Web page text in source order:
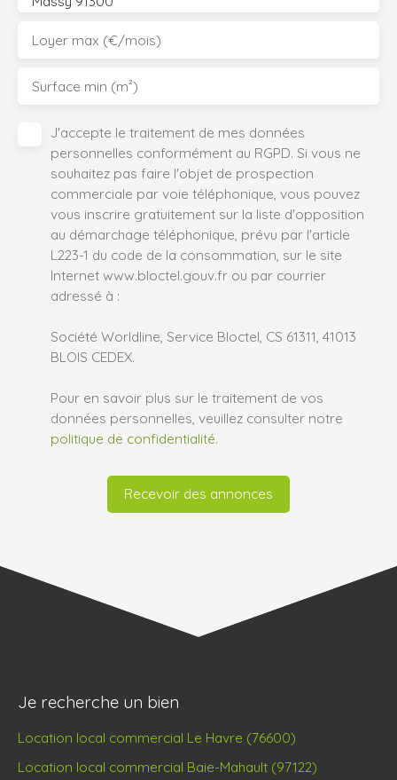
Loyer max (€/mois)
Surface min (m²)
J'accepte le traitement de mes données
personnelles conformément au RGPD. Si vous ne
souhaitez pas faire l'objet de prospection
commerciale par voie téléphonique, vous pouvez
vous inscrire gratuitement sur la liste d'opposition
au démarchage téléphonique, prévu par l'article
L223-1 du code de la consommation, sur le site
Internet www.bloctel.gouv.fr ou par courrier
adressé à :
Société Worldline, Service Bloctel, CS 61311, 41013
BLOIS CEDEX.
Pour en savoir plus sur le traitement de vos
données personnelles, veuillez consulter notre
politique de confidentialité.
Recevoir des annonces
Je recherche un bien
Location local commercial Le Havre (76600)
Location local commercial Baie-Mahault (97122)